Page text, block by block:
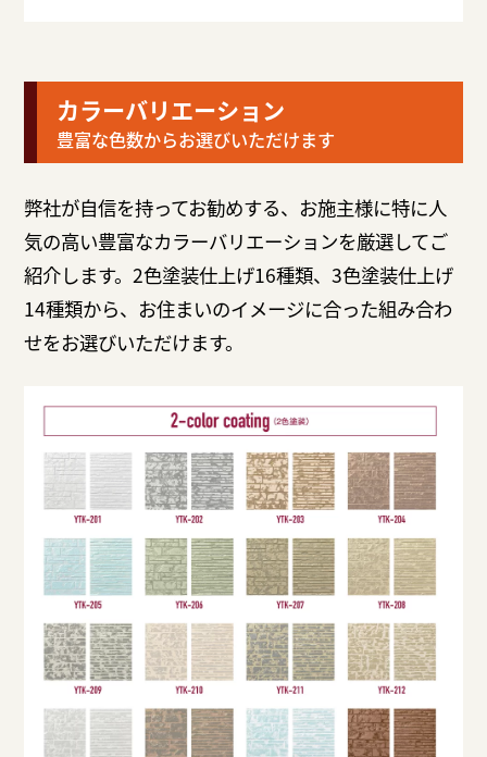
カラーバリエーション
豊富な色数からお選びいただけます
弊社が自信を持ってお勧めする、お施主様に特に人
気の高い豊富なカラーバリエーションを厳選してご
紹介します。2色塗装仕上げ16種類、3色塗装仕上げ
14種類から、お住まいのイメージに合った組み合わ
せをお選びいただけます。